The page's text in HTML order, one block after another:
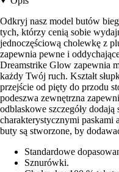
Odkryj nasz model butów
tych, którzy cenią sobie
jednoczęściową cholewkę z
zapewnia pewne i
Dreamstrike Glow zapewnia
każdy Twój ruch. Kształt
przejście od pięty do przodu
podeszwa zewnętrzna
odblaskowe szczegóły
charakterystycznymi paskami
buty są stworzone, by
Standardowe
Sznurówki.